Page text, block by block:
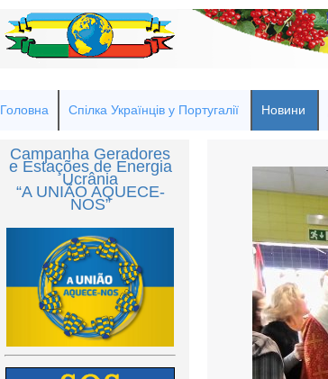
Головна Спілка Українців у Португалії Новини
Campanha Geradores
e Estações de Energia
Ucrânia
“A UNIÃO AQUECE-
NOS”